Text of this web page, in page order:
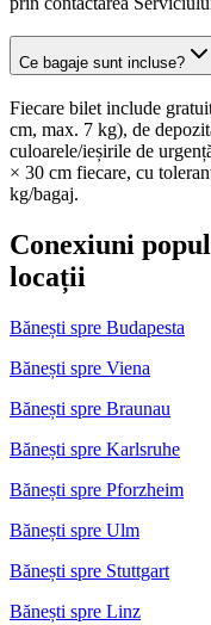
Ce bagaje sunt incluse?
Fiecare bilet include
cm, max. 7 kg), de
culoarele/ieșirile de
× 30 cm fiecare, cu
kg/bagaj.
Conexiuni
locații
Bănești spre Budapesta
Bănești spre Viena
Bănești spre Braunau
Bănești spre Karlsruhe
Bănești spre Pforzheim
Bănești spre Ulm
Bănești spre Stuttgart
Bănești spre Linz